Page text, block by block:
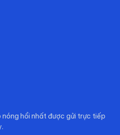
hổi nhất được gửi trực tiếp